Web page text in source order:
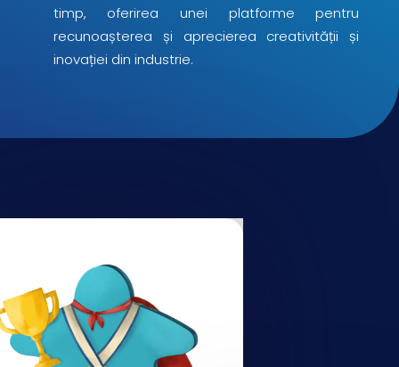
timp, oferirea unei platforme pentru
recunoașterea și aprecierea creativității și
inovației din industrie.